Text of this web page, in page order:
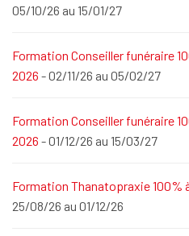
05/10/26 au 15/01/27
Formation Conseiller funéraire
2026 - 02/11/26 au 05/02/27
Formation Conseiller funéraire
2026 - 01/12/26 au 15/03/27
Formation Thanatopraxie 100%
25/08/26 au 01/12/26